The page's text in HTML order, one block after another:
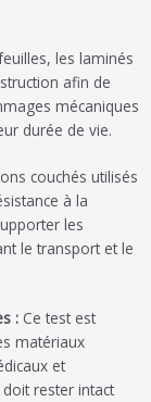
les laminés
afin de
mécaniques
durée de vie.
couchés utilisés
à la
les
le transport et le
: Ce test est
matériaux
et
rester intact